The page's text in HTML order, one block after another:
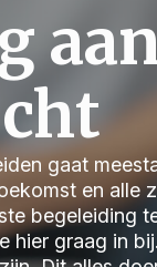
gaat
en alle
begeleiding
hier graag in